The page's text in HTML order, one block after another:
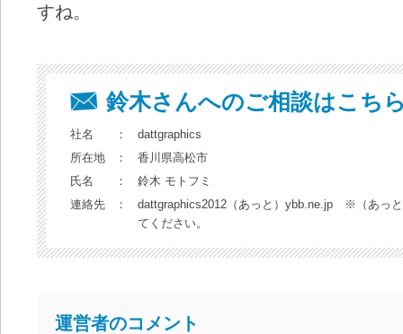
すね。
鈴木さんへのご相談はこち
社名 ：
dattgraphics
所在地
：
香川県高松市
氏名
：
鈴木 モトフミ
連絡先
：
dattgraphics2012（あっと）ybb.ne.jp ※（あっ
てください。
運営者のコメント